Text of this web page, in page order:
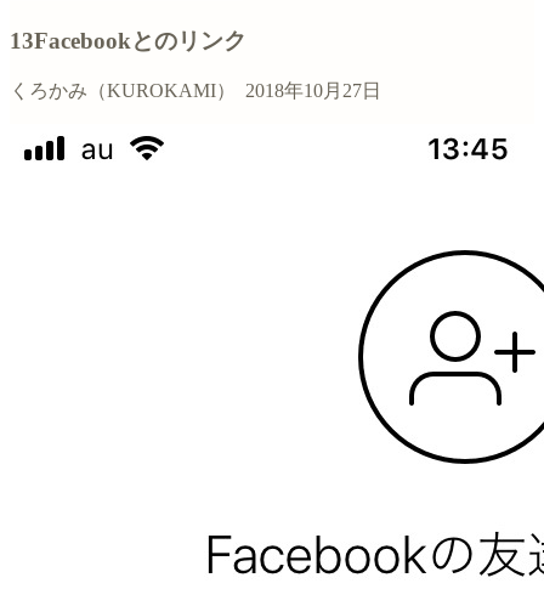
13Facebookとのリンク
くろかみ（KUROKAMI） 2018年10月27日